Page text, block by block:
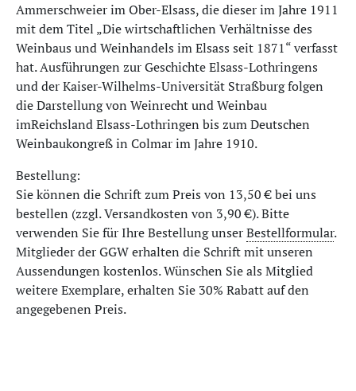
Ammerschweier im Ober-Elsass, die dieser im Jahre 1911
mit dem Titel „Die wirtschaftlichen Verhältnisse des
Weinbaus und Weinhandels im Elsass seit 1871“ verfasst
hat. Ausführungen zur Geschichte Elsass-Lothringens
und der Kaiser-Wilhelms-Universität Straßburg folgen
die Darstellung von Weinrecht und Weinbau
imReichsland Elsass-Lothringen bis zum Deutschen
Weinbaukongreß in Colmar im Jahre 1910.
Bestellung:
Sie können die Schrift zum Preis von 13,50 € bei uns
bestellen (zzgl. Versandkosten von 3,90 €). Bitte
verwenden Sie für Ihre Bestellung unserBestellformular.
Mitglieder der GGW erhalten die Schrift mit unseren
Aussendungen kostenlos. Wünschen Sie als Mitglied
weitere Exemplare, erhalten Sie 30% Rabatt auf den
angegebenen Preis.